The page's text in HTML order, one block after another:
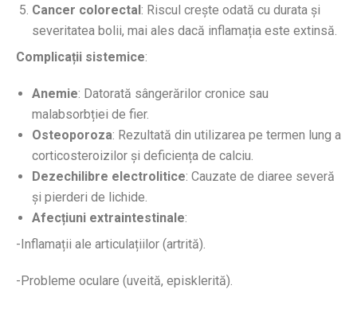
Cancer colorectal: Riscul crește odată cu durata și
severitatea bolii, mai ales dacă inflamația este extinsă.
Complicații sistemice:
Anemie: Datorată sângerărilor cronice sau
malabsorbției de fier.
Osteoporoza: Rezultată din utilizarea pe termen lung a
corticosteroizilor și deficiența de calciu.
Dezechilibre electrolitice: Cauzate de diaree severă
și pierderi de lichide.
Afecțiuni extraintestinale:
-Inflamații ale articulațiilor (artrită).
-Probleme oculare (uveită, episklerită).